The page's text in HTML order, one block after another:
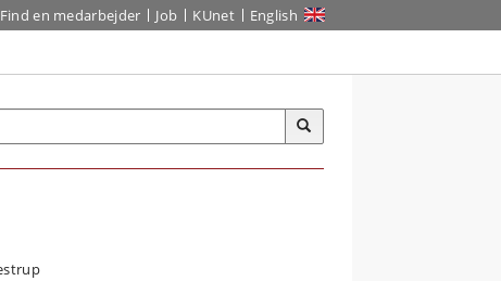
Find en medarbejder Job KUnet English